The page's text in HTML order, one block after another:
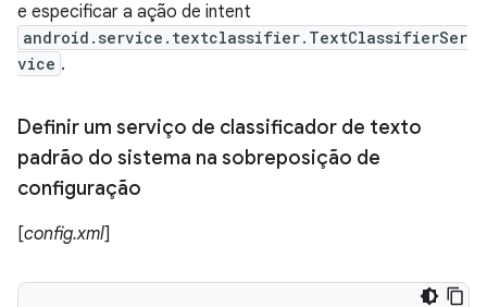
e especificar a ação de intent
android.service.textclassifier.TextClassifierSer
vice .
Definir um serviço de classificador de texto
padrão do sistema na sobreposição de
configuração
[config.xml]